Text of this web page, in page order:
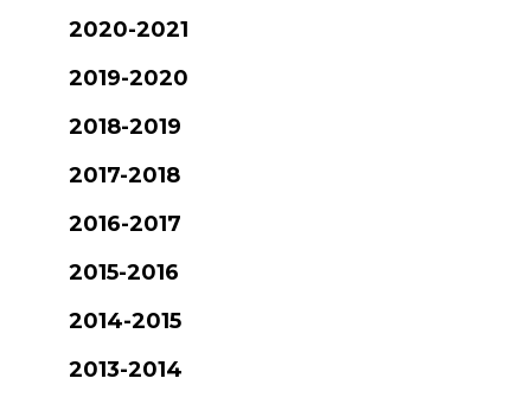
2020-2021
2019-2020
2018-2019
2017-2018
2016-2017
2015-2016
2014-2015
2013-2014